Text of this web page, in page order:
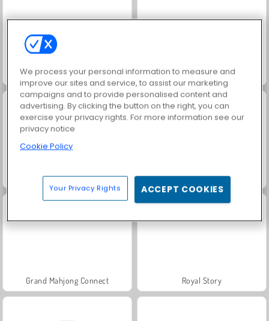
Jewel Garden Story Masha and the Bear: Meadows
Scala 40 Farm Merge Valley
Grand Mahjong Connect Royal Story
We process your personal information to measure and
improve our sites and service, to assist our marketing
campaigns and to provide personalised content and
advertising. By clicking the button on the right, you can
exercise your privacy rights. For more information see our
privacy notice
Cookie Policy
Your Privacy Rights ACCEPT COOKIES